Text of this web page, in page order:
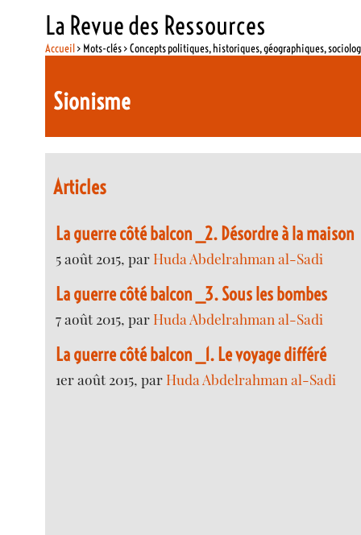
La Revue des Ressources
Accueil> Mots-clés > Concepts politiques, historiques, géographiques,
Sionisme
Articles
La guerre côté balcon _2. Désordre à la maison
5 août 2015, parHuda Abdelrahman al-Sadi
La guerre côté balcon _3. Sous les bombes
7 août 2015, parHuda Abdelrahman al-Sadi
La guerre côté balcon _1. Le voyage différé
1er août 2015, parHuda Abdelrahman al-Sadi